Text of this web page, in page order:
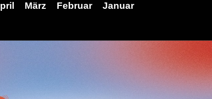
März Februar Januar